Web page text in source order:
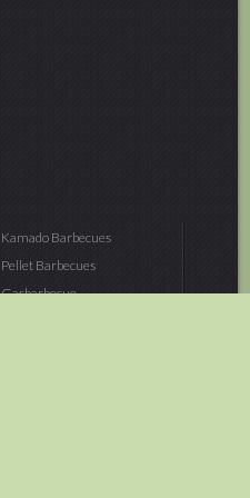
Kamado Barbecues
Pellet Barbecues
Gasbarbecue